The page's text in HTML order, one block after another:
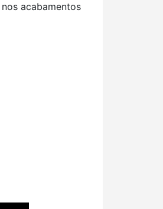
acabamentos